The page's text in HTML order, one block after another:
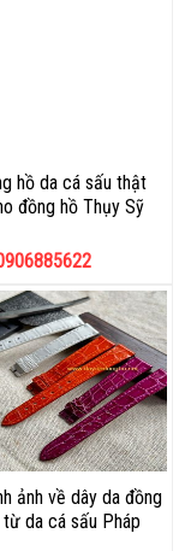
hồ da cá sấu thật
đồng hồ Thụy Sỹ
ảnh về dây da đồng
da cá sấu Pháp